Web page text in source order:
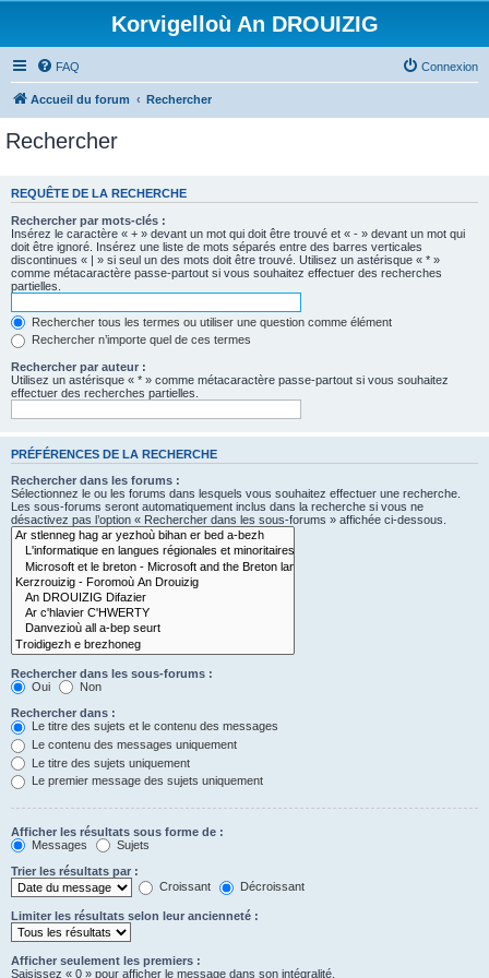
Korvigelloù An DROUIZIG
FAQ Connexion
Accueil du forum Rechercher
Rechercher
REQUÊTE DE LA RECHERCHE
Rechercher par mots-clés :
Insérez le caractère « + » devant un mot qui doit être trouvé et « - » devant un mot qui
doit être ignoré. Insérez une liste de mots séparés entre des barres verticales
discontinues « | » si seul un des mots doit être trouvé. Utilisez un astérisque « * »
comme métacaractère passe-partout si vous souhaitez effectuer des recherches
partielles.
Rechercher tous les termes ou utiliser une question comme élément
Rechercher n’importe quel de ces termes
Rechercher par auteur :
Utilisez un astérisque « * » comme métacaractère passe-partout si vous souhaitez
effectuer des recherches partielles.
PRÉFÉRENCES DE LA RECHERCHE
Rechercher dans les forums :
Sélectionnez le ou les forums dans lesquels vous souhaitez effectuer une recherche.
Les sous-forums seront automatiquement inclus dans la recherche si vous ne
désactivez pas l’option « Rechercher dans les sous-forums » affichée ci-dessous.
Rechercher dans les sous-forums :
Oui
Non
Rechercher dans :
Le titre des sujets et le contenu des messages
Le contenu des messages uniquement
Le titre des sujets uniquement
Le premier message des sujets uniquement
Afficher les résultats sous forme de :
Messages
Sujets
Trier les résultats par :
Croissant
Décroissant
Limiter les résultats selon leur ancienneté :
Afficher seulement les premiers :
Saisissez « 0 » pour afficher le message dans son intégralité.